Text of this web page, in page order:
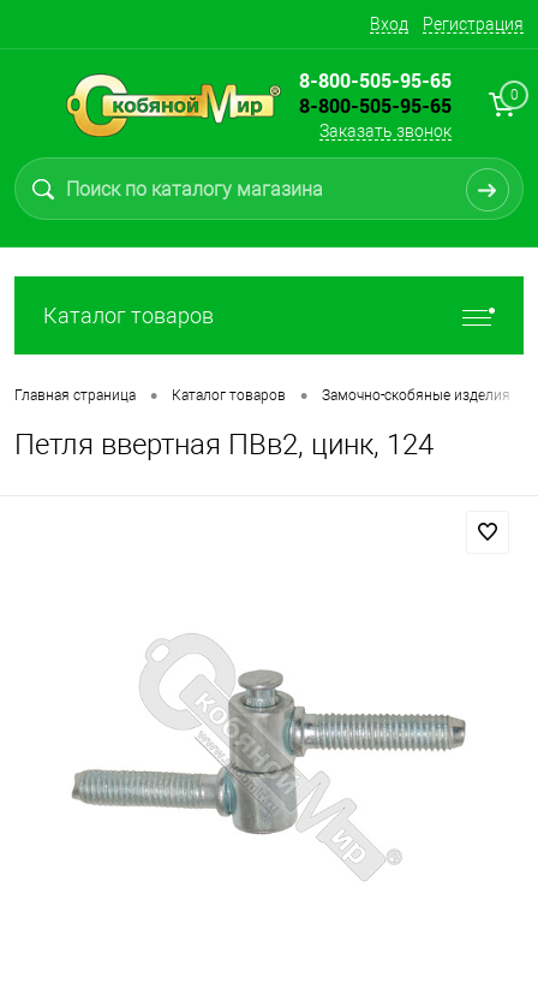
Вход Регистрация
8-800-505-95-65
8-800-505-95-65
Заказать звонок
0
Каталог товаров
Главная страница • Каталог товаров • Замочно-скобяные изделия
Петля ввертная ПВв2, цинк, 124